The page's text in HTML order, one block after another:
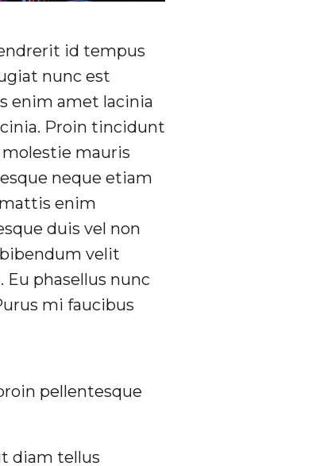
id tempus
nunc est
enim amet lacinia
Proin tincidunt
mauris
neque etiam
enim
duis vel non
velit
phasellus nunc
mi faucibus
pellentesque
diam tellus